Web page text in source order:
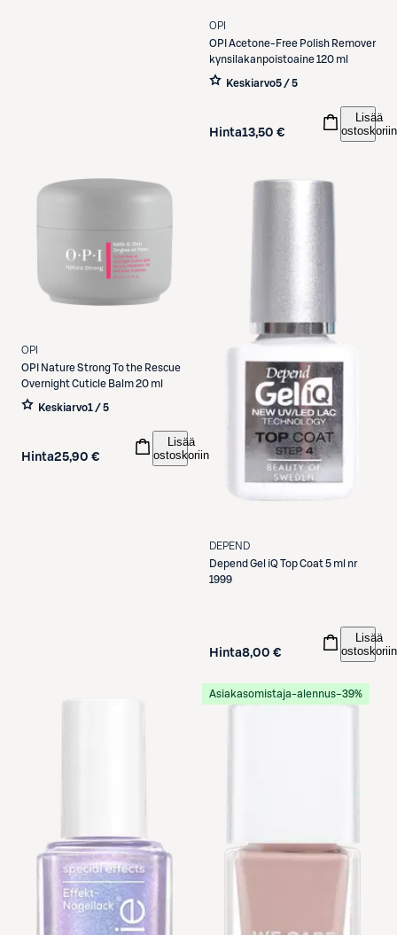
OPI
OPI Acetone-Free Polish Remover
kynsilakanpoistoaine 120 ml
Keskiarvo5 / 5
Hinta13,50 €
Lisää
ostoskoriin
OPI
OPI
Nature Strong To the Rescue
Overnight Cuticle Balm 20 ml
Keskiarvo1 / 5
Hinta25,90 €
Lisää
ostoskoriin
DEPEND
Depend Gel iQ Top Coat 5 ml nr
1999
Hinta8,00 €
Lisää
ostoskoriin
Asiakasomistaja-alennus−39%